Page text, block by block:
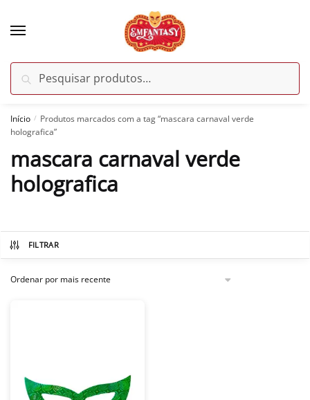
por:
Pesquisar
Início / Produtos marcados com a tag “mascara carnaval verde
holografica”
mascara carnaval verde
holografica
FILTRAR